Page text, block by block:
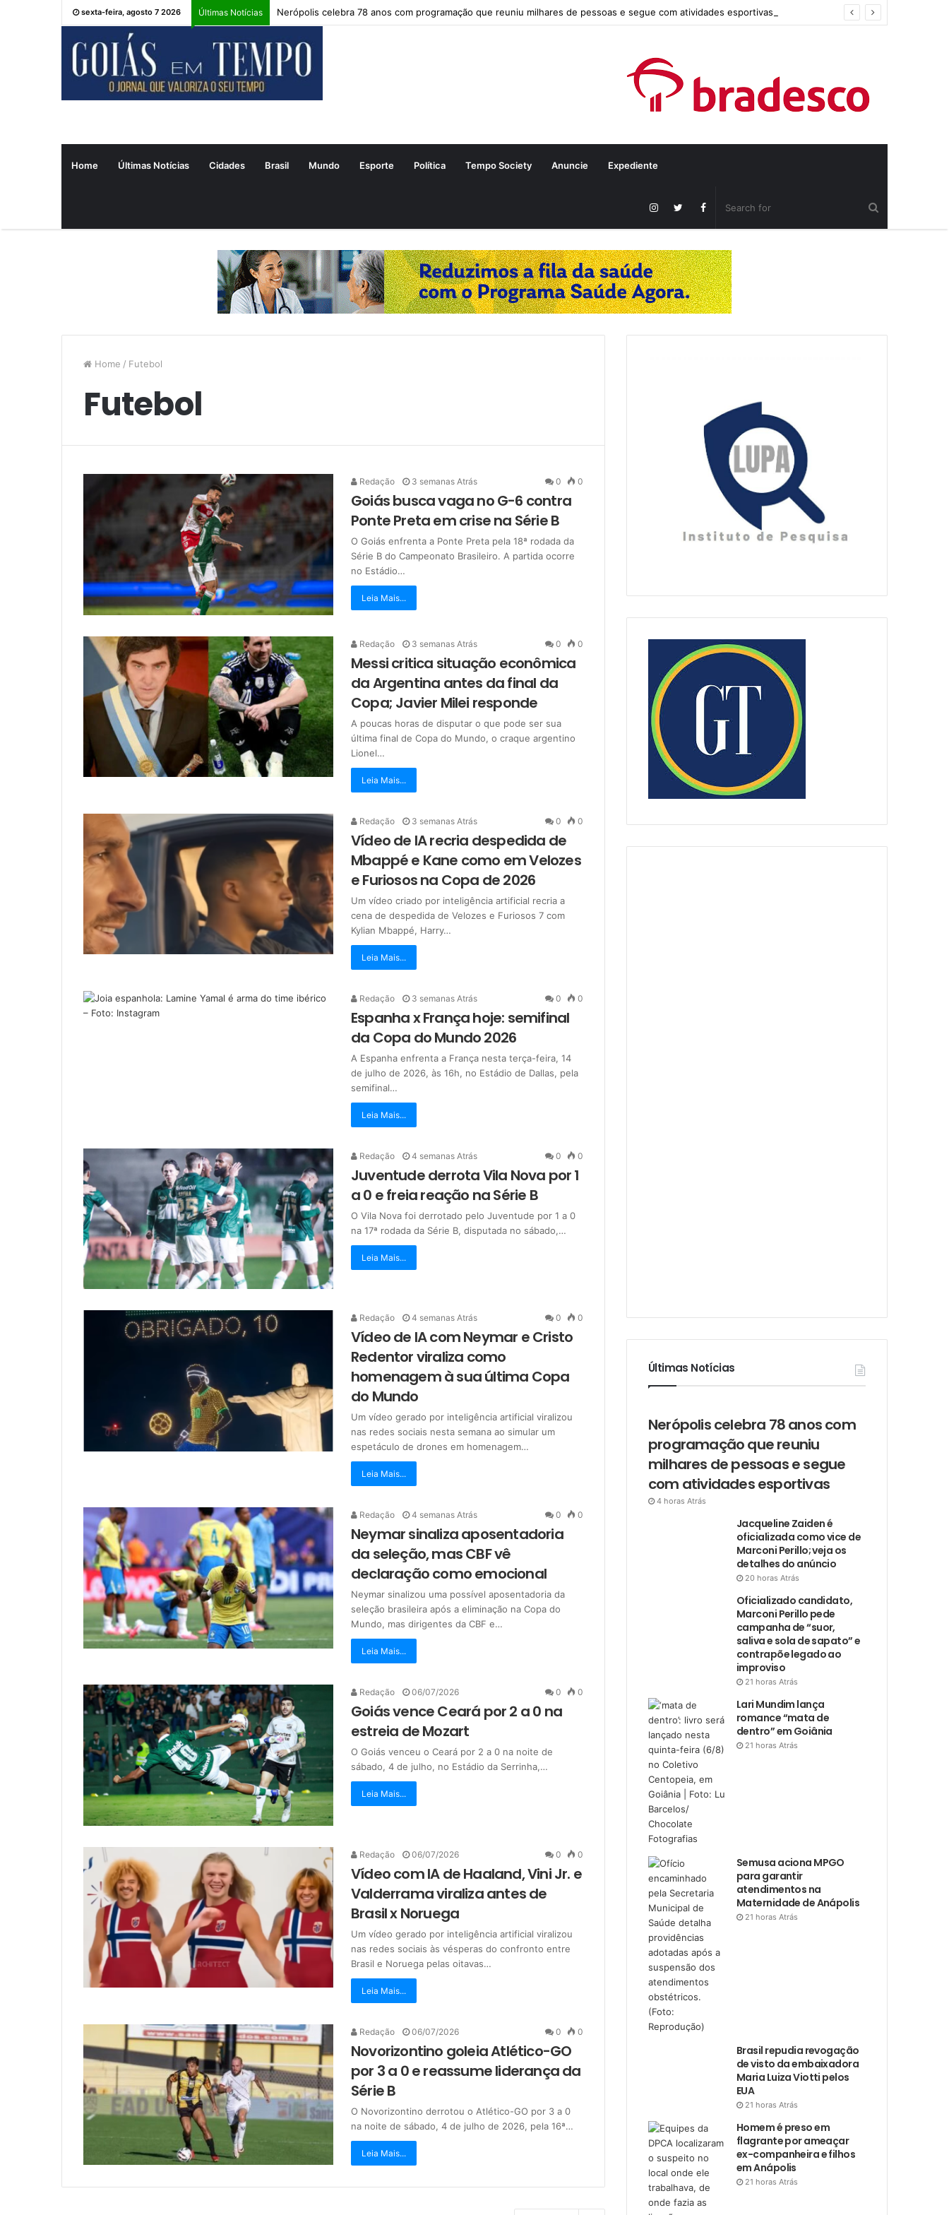
sexta-feira, agosto 7 2026 Últimas Notícias Nerópolis celebra 78 anos com programação que reuniu milhares de pessoas e segue com atividades esportivas
Home Últimas Notícias Cidades Brasil Mundo Esporte Política Tempo Society Anuncie Expediente
Home / Futebol
Futebol
Redação 3 semanas Atrás 0 0
Goiás busca vaga no G-6 contra
Ponte Preta em crise na Série B
O Goiás enfrenta a Ponte Preta pela 18ª rodada da
Série B do Campeonato Brasileiro. A partida ocorre
no Estádio…
Leia Mais...
Redação 3 semanas Atrás 0 0
Messi critica situação econômica
da Argentina antes da final da
Copa; Javier Milei responde
A poucas horas de disputar o que pode ser sua
última final de Copa do Mundo, o craque argentino
Lionel…
Leia Mais...
Redação 3 semanas Atrás 0 0
Vídeo de IA recria despedida de
Mbappé e Kane como em Velozes
e Furiosos na Copa de 2026
Um vídeo criado por inteligência artificial recria a
cena de despedida de Velozes e Furiosos 7 com
Kylian Mbappé, Harry…
Leia Mais...
Redação 3 semanas Atrás 0 0
Espanha x França hoje: semifinal
da Copa do Mundo 2026
A Espanha enfrenta a França nesta terça-feira, 14
de julho de 2026, às 16h, no Estádio de Dallas, pela
semifinal…
Leia Mais...
Redação 4 semanas Atrás 0 0
Juventude derrota Vila Nova por 1
a 0 e freia reação na Série B
O Vila Nova foi derrotado pelo Juventude por 1 a 0
na 17ª rodada da Série B, disputada no sábado,…
Leia Mais...
Redação 4 semanas Atrás 0 0
Vídeo de IA com Neymar e Cristo
Redentor viraliza como
homenagem à sua última Copa
do Mundo
Um vídeo gerado por inteligência artificial viralizou
nas redes sociais nesta semana ao simular um
espetáculo de drones em homenagem…
Leia Mais...
Redação 4 semanas Atrás 0 0
Neymar sinaliza aposentadoria
da seleção, mas CBF vê
declaração como emocional
Neymar sinalizou uma possível aposentadoria da
seleção brasileira após a eliminação na Copa do
Mundo, mas dirigentes da CBF e…
Leia Mais...
Redação 06/07/2026 0 0
Goiás vence Ceará por 2 a 0 na
estreia de Mozart
O Goiás venceu o Ceará por 2 a 0 na noite de
sábado, 4 de julho, no Estádio da Serrinha,…
Leia Mais...
Redação 06/07/2026 0 0
Vídeo com IA de Haaland, Vini Jr. e
Valderrama viraliza antes de
Brasil x Noruega
Um vídeo gerado por inteligência artificial viralizou
nas redes sociais às vésperas do confronto entre
Brasil e Noruega pelas oitavas…
Leia Mais...
Redação 06/07/2026 0 0
Novorizontino goleia Atlético-GO
por 3 a 0 e reassume liderança da
Série B
O Novorizontino derrotou o Atlético-GO por 3 a 0
na noite de sábado, 4 de julho de 2026, pela 16ª…
Leia Mais...
Últimas Notícias
Nerópolis celebra 78 anos com
programação que reuniu
milhares de pessoas e segue
com atividades esportivas
4 horas Atrás
Jacqueline Zaiden é
oficializada como vice de
Marconi Perillo; veja os
detalhes do anúncio
20 horas Atrás
Oficializado candidato,
Marconi Perillo pede
campanha de “suor,
saliva e sola de sapato” e
contrapõe legado ao
improviso
21 horas Atrás
Lari Mundim lança
romance “mata de
dentro” em Goiânia
21 horas Atrás
Semusa aciona MPGO
para garantir
atendimentos na
Maternidade de Anápolis
21 horas Atrás
Brasil repudia revogação
de visto da embaixadora
Maria Luiza Viotti pelos
EUA
21 horas Atrás
Homem é preso em
flagrante por ameaçar
ex-companheira e filhos
em Anápolis
21 horas Atrás